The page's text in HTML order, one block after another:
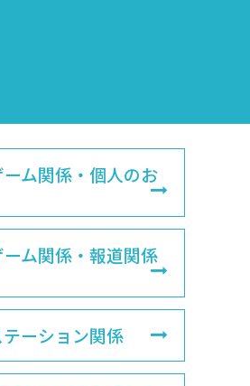
ム関係・個人のお
ム関係・報道関係
ーション関係